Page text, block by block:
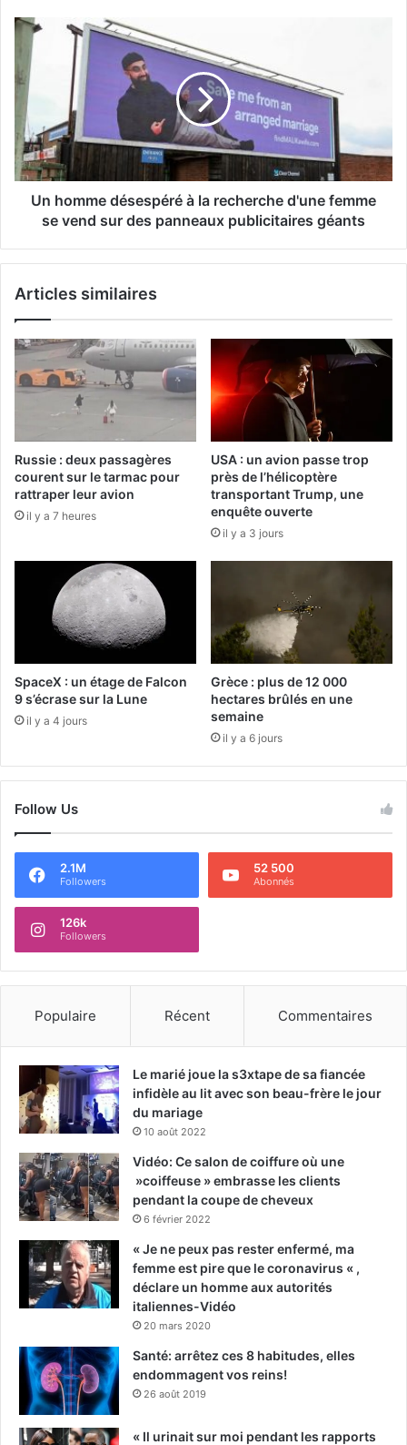
Un homme désespéré à la recherche d'une femme
se vend sur des panneaux publicitaires géants
Articles similaires
Russie : deux passagères
courent sur le tarmac pour
rattraper leur avion
il y a 7 heures
USA : un avion passe trop
près de l’hélicoptère
transportant Trump, une
enquête ouverte
il y a 3 jours
SpaceX : un étage de Falcon
9 s’écrase sur la Lune
il y a 4 jours
Grèce : plus de 12 000
hectares brûlés en une
semaine
il y a 6 jours
Follow Us
2.1M
Followers
52 500
Abonnés
126k
Followers
Populaire Récent Commentaires
Le marié joue la s3xtape de sa fiancée
infidèle au lit avec son beau-frère le jour
du mariage
10 août 2022
Vidéo: Ce salon de coiffure où une
»coiffeuse » embrasse les clients
pendant la coupe de cheveux
6 février 2022
« Je ne peux pas rester enfermé, ma
femme est pire que le coronavirus « ,
déclare un homme aux autorités
italiennes-Vidéo
20 mars 2020
Santé: arrêtez ces 8 habitudes, elles
endommagent vos reins!
26 août 2019
« Il urinait sur moi pendant les rapports